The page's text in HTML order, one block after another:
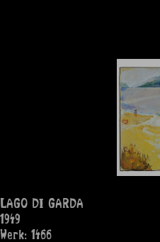
LAGO DI GARDA
1949
Werk: 1466